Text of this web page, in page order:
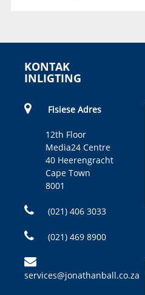
KONTAK
INLIGTING
Fisiese Adres
12th Floor
Media24 Centre
40 Heerengracht
Cape Town
8001
(021) 406 3033
(021) 469 8900
services@jonathanball.co.za